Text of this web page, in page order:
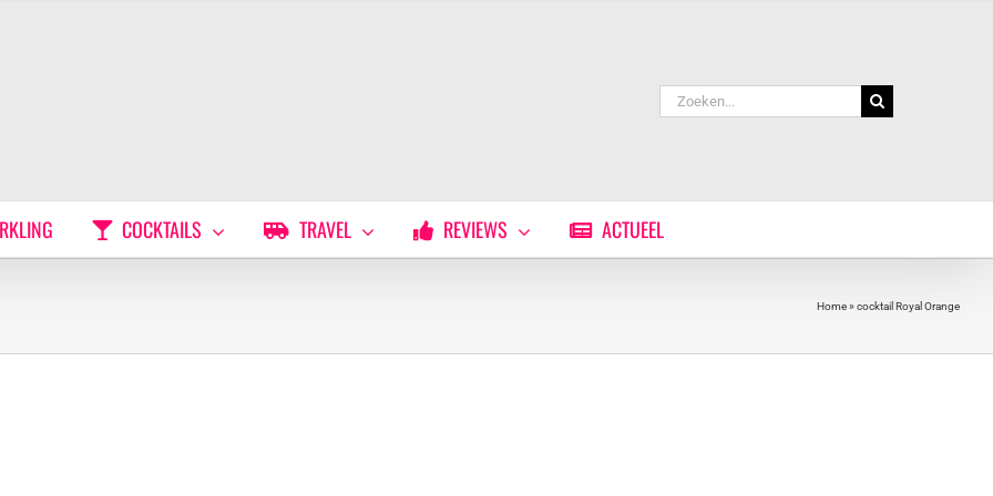
Zoeken
naar:
COCKTAILS TRAVEL REVIEWS ACTUEEL
Home» cocktail Royal Orange